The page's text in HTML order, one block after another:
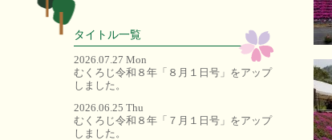
タイトル一覧
2026.07.27 Mon
むくろじ令和８年「８月１日号」をアップ
しました。
2026.06.25 Thu
むくろじ令和８年「７月１日号」をアップ
しました。